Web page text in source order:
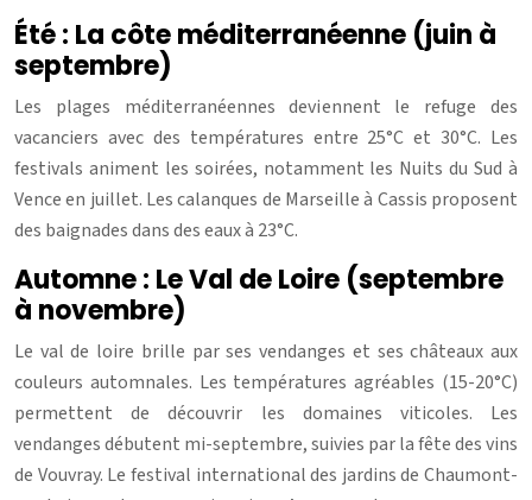
Été : La côte méditerranéenne (juin à
septembre)
Les plages méditerranéennes deviennent le refuge des
vacanciers avec des températures entre 25°C et 30°C. Les
festivals animent les soirées, notamment les Nuits du Sud à
Vence en juillet. Les calanques de Marseille à Cassis proposent
des baignades dans des eaux à 23°C.
Automne : Le Val de Loire (septembre
à novembre)
Le val de loire brille par ses vendanges et ses châteaux aux
couleurs automnales. Les températures agréables (15-20°C)
permettent de découvrir les domaines viticoles. Les
vendanges débutent mi-septembre, suivies par la fête des vins
de Vouvray. Le festival international des jardins de Chaumont-